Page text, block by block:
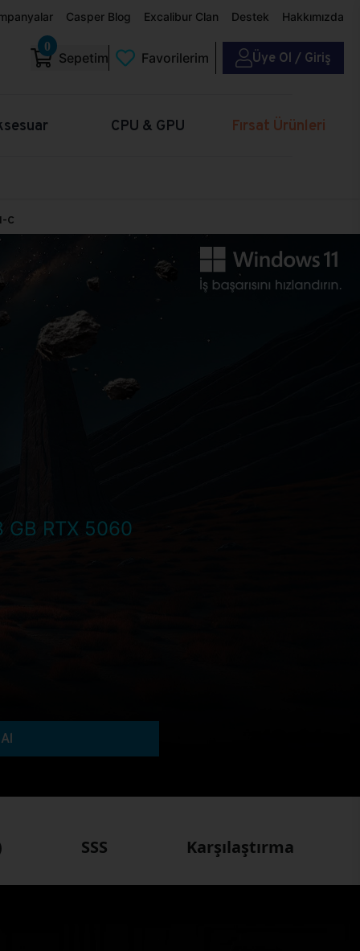
Casper Blog Excalibur Clan Destek Hakkımızda
0
Sepetim Favorilerim Üye Ol / Giriş
CPU & GPU Fırsat Ürünleri
C
GB RTX 5060
SSS Karşılaştırma